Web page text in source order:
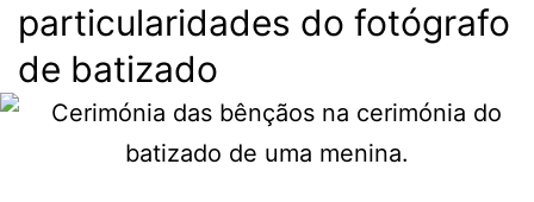
particularidades do fotógrafo
de batizado